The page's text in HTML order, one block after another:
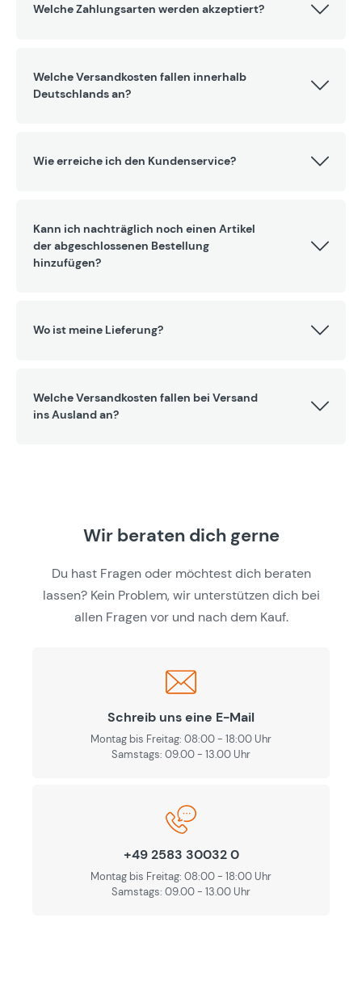
Welche Zahlungsarten werden akzeptiert?
Welche Versandkosten fallen innerhalb
Deutschlands an?
Wie erreiche ich den Kundenservice?
Kann ich nachträglich noch einen Artikel
der abgeschlossenen Bestellung
hinzufügen?
Wo ist meine Lieferung?
Welche Versandkosten fallen bei Versand
ins Ausland an?
Wir beraten dich gerne
Du hast Fragen oder möchtest dich beraten
lassen? Kein Problem, wir unterstützen dich bei
allen Fragen vor und nach dem Kauf.
Schreib uns eine E-Mail
Montag bis Freitag: 08:00 - 18:00 Uhr
Samstags: 09.00 - 13.00 Uhr
+49 2583 30032 0
Montag bis Freitag: 08:00 - 18:00 Uhr
Samstags: 09.00 - 13.00 Uhr